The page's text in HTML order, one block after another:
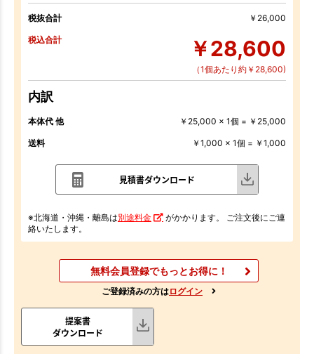
税抜合計 ￥26,000
税込合計 ￥28,600
（1個あたり約￥28,600)
内訳
本体代 他 ￥25,000 x 1個 = ￥25,000
送料 ￥1,000 x 1個 = ￥1,000
見積書ダウンロード
※北海道・沖縄・離島は別途料金
がかかります。 ご注文後にご連
絡いたします。
無料会員登録でもっとお得に！
ご登録済みの方はログイン
提案書
ダウンロード